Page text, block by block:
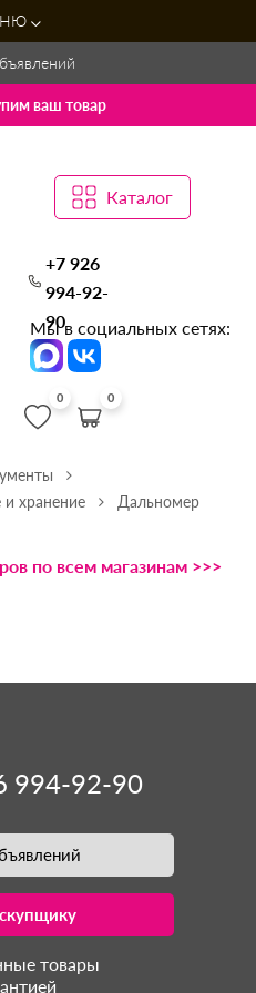
ваш товар
Каталог
+7 926
994-92-
90
Мы в социальных сетях:
0 0
и хранение
Дальномер
по всем магазинам >>>
994-92-90
товары